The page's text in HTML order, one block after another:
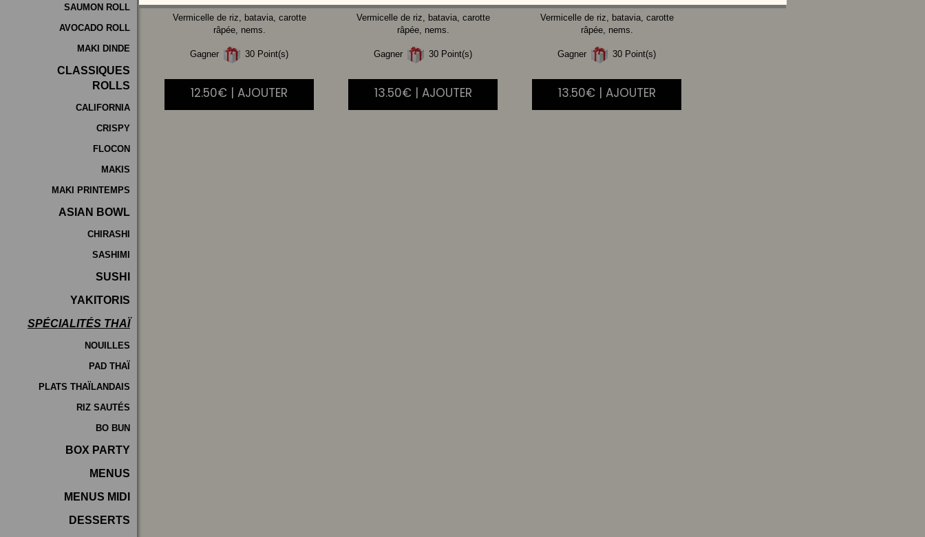
Vos
Avis
de
SAUMON ROLL
AVOCADO ROLL
MAKI DINDE
CLASSIQUES
ROLLS
CALIFORNIA
CRISPY
FLOCON
MAKIS
MAKI PRINTEMPS
ASIAN BOWL
CHIRASHI
SASHIMI
SUSHI
YAKITORIS
SPÉCIALITÉS THAÏ
NOUILLES
PAD THAÏ
PLATS THAÏLANDAIS
RIZ SAUTÉS
BO BUN
BOX PARTY
MENUS
MENUS MIDI
DESSERTS
Vermicelle de riz, batavia, carotte
râpée, nems.
Gagner 30 Point(s)
12.50€ | AJOUTER
Vermicelle de riz, batavia, carotte
râpée, nems.
Gagner 30 Point(s)
13.50€ | AJOUTER
Vermicelle de riz, batavia, carotte
râpée, nems.
Gagner 30 Point(s)
13.50€ | AJOUTER